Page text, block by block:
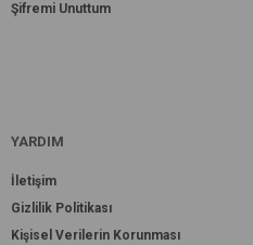
Şifremi Unuttum
YARDIM
İletişim
Gizlilik Politikası
Kişisel Verilerin Korunması